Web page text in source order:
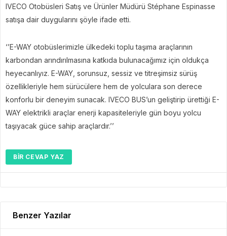
IVECO Otobüsleri Satış ve Ürünler Müdürü Stéphane Espinasse
satışa dair duygularını şöyle ifade etti.
‘’E-WAY otobüslerimizle ülkedeki toplu taşıma araçlarının
karbondan arındırılmasına katkıda bulunacağımız için oldukça
heyecanlıyız. E-WAY, sorunsuz, sessiz ve titreşimsiz sürüş
özellikleriyle hem sürücülere hem de yolculara son derece
konforlu bir deneyim sunacak. IVECO BUS’un geliştirip ürettiği E-
WAY elektrikli araçlar enerji kapasiteleriyle gün boyu yolcu
taşıyacak güce sahip araçlardır.’’
BIR CEVAP YAZ
Benzer Yazılar